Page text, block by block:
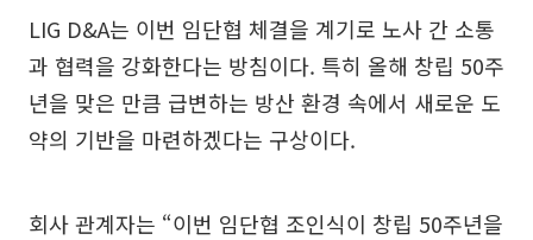
LIG D&A는 이번 임단협 체결을 계기로 노사 간 소통
과 협력을 강화한다는 방침이다. 특히 올해 창립 50주
년을 맞은 만큼 급변하는 방산 환경 속에서 새로운 도
약의 기반을 마련하겠다는 구상이다.
회사 관계자는 “이번 임단협 조인식이 창립 50주년을